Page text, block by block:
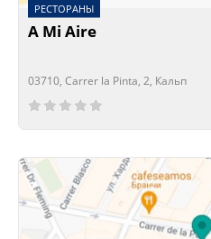
РЕСТОРАНЫ
A Mi Aire
03710, Carrer la Pinta, 2, Кальп
Сейчас открыто!
Сейчас закрыто!